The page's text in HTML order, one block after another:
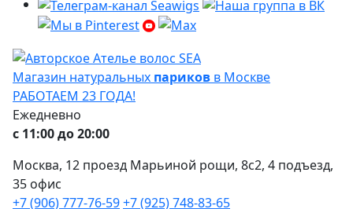
Магазин натуральных париков в Москве
РАБОТАЕМ 23 ГОДА!
Ежедневно
с 11:00 до 20:00
Москва, 12 проезд Марьиной рощи, 8с2, 4 подъезд,
35 офис
+7 (906) 777-76-59+7 (925) 748-83-65